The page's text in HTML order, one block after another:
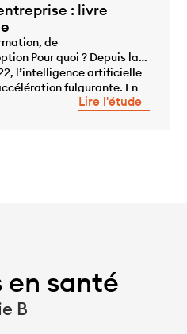
: livre
de
Pour quoi ? Depuis la
l’intelligence artificielle
fulgurante. En
du statut deLire l'étude
en santé
B